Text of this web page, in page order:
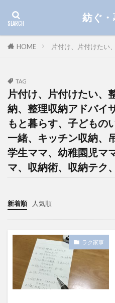
紡ぐ・
HOME 片付け、片付けたい
TAG
片付け、片付けたい、
納、整理収納アドバイ
もと暮らす、子どもの
一緒、キッチン収納、
学生ママ、幼稚園児マ
マ、収納術、収納テク
新着順 人気順
ラク家事